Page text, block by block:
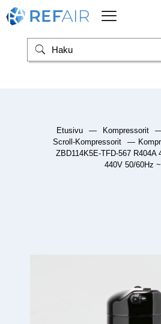
Etusivu — Kompressorit
Scroll-Kompressorit
—
ZBD114K5E-TFD-567 R404A
440V 50/60Hz